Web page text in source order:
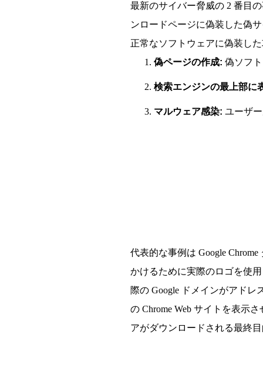
最新のサイバー脅威の 2 番目
ンロードページに偽装した偽
正常なソフトウェアに偽装し
1. 偽ページの作成: 偽ソフ
2. 検索エンジンの最上部に
3. マルウェア感染: ユーザ
代表的な事例は Google
かけるために実際のロゴを使
際の Google ドメインがアドレ
の Chrome Web サイトを表示
アがダウンロードされる最終